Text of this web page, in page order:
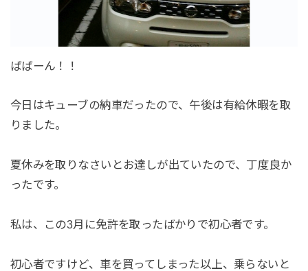
ばばーん！！
今日はキューブの納車だったので、午後は有給休暇を取
りました。
夏休みを取りなさいとお達しが出ていたので、丁度良か
ったです。
私は、この3月に免許を取ったばかりで初心者です。
初心者ですけど、車を買ってしまった以上、乗らないと